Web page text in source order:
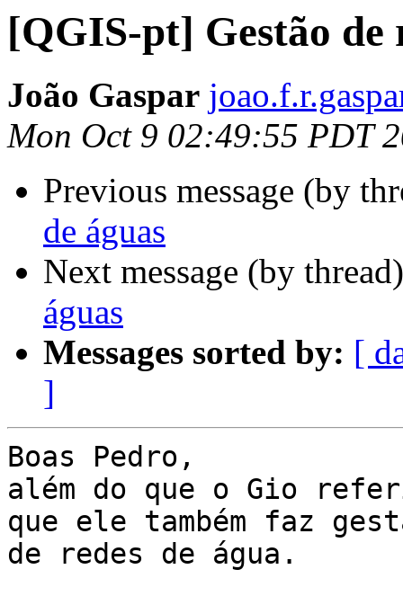
[QGIS-pt] Gestão de
João Gaspar
Mon Oct 9 02:49:55 PDT
Previous message (by
de águas
Next message (by
águas
Messages sorted by: [
]
Boas Pedro,
além do que o Gio
que ele também faz
de redes de água.